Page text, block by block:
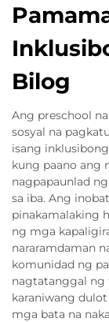
Bilog
Ang preschool
sosyal na
isang
kung paano ang
nagpapaunlad
sa iba. Ang
pinakamalaking
ng mga
nararamdaman
komunidad ng
nagtatanggal ng
karaniwang
mga bata na